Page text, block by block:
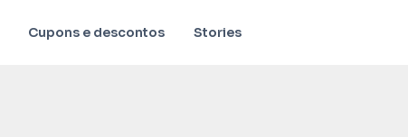
Cupons e descontos Stories